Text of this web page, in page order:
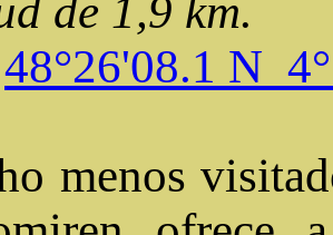
de 1,9 km.
48°26'08.1 N
menos